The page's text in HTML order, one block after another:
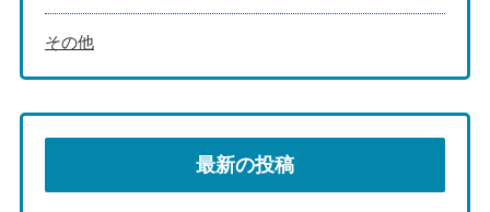
その他
最新の投稿